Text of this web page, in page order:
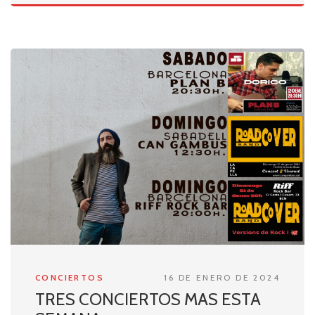
CONCIERTOS 16 DE ENERO DE 2024
TRES CONCIERTOS MAS ESTA